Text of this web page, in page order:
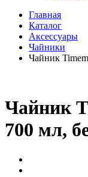
Главная
Каталог
Аксессуары
Чайники
Чайник
Чайник
700 мл,